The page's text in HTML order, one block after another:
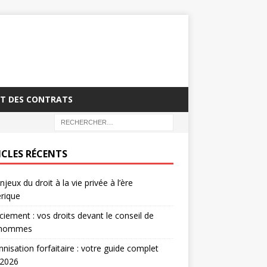
DES CONTRATS
RÉCENTS
du droit à la vie privée à l’ère
: vos droits devant le conseil de
forfaitaire : votre guide complet